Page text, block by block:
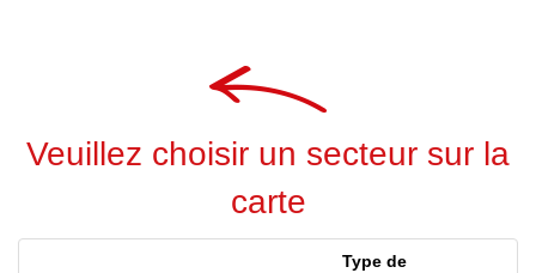
Veuillez choisir un secteur sur la
carte
Type de